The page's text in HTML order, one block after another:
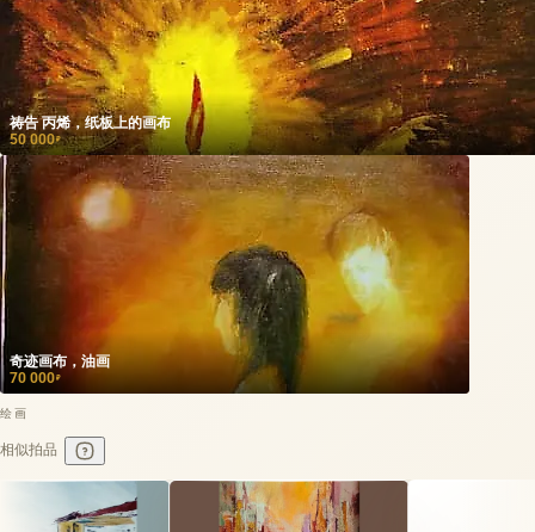
祷告 丙烯，纸板上的画布
50 000₽
奇迹画布，油画
70 000₽
绘画
相似拍品